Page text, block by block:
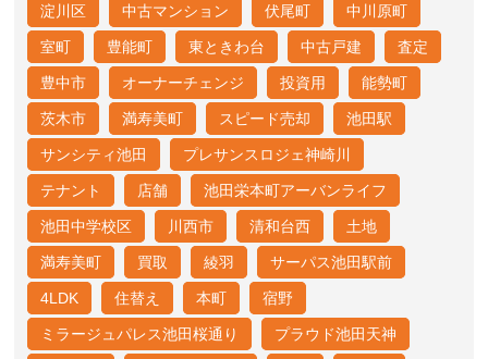
淀川区 中古マンション 伏尾町 中川原町
室町 豊能町 東ときわ台 中古戸建 査定
豊中市 オーナーチェンジ 投資用 能勢町
茨木市 満寿美町 スピード売却 池田駅
サンシティ池田 プレサンスロジェ神崎川
テナント 店舗 池田栄本町アーバンライフ
池田中学校区 川西市 清和台西 土地
満寿美町 買取 綾羽 サーパス池田駅前
4LDK 住替え 本町 宿野
ミラージュパレス池田桜通り プラウド池田天神